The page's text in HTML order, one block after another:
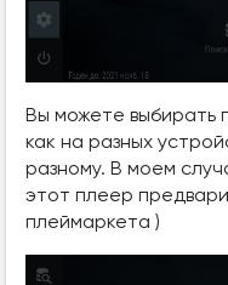
Вы можете выбирать
как на разных
разному. В моем
этот плеер
плеймаркета )